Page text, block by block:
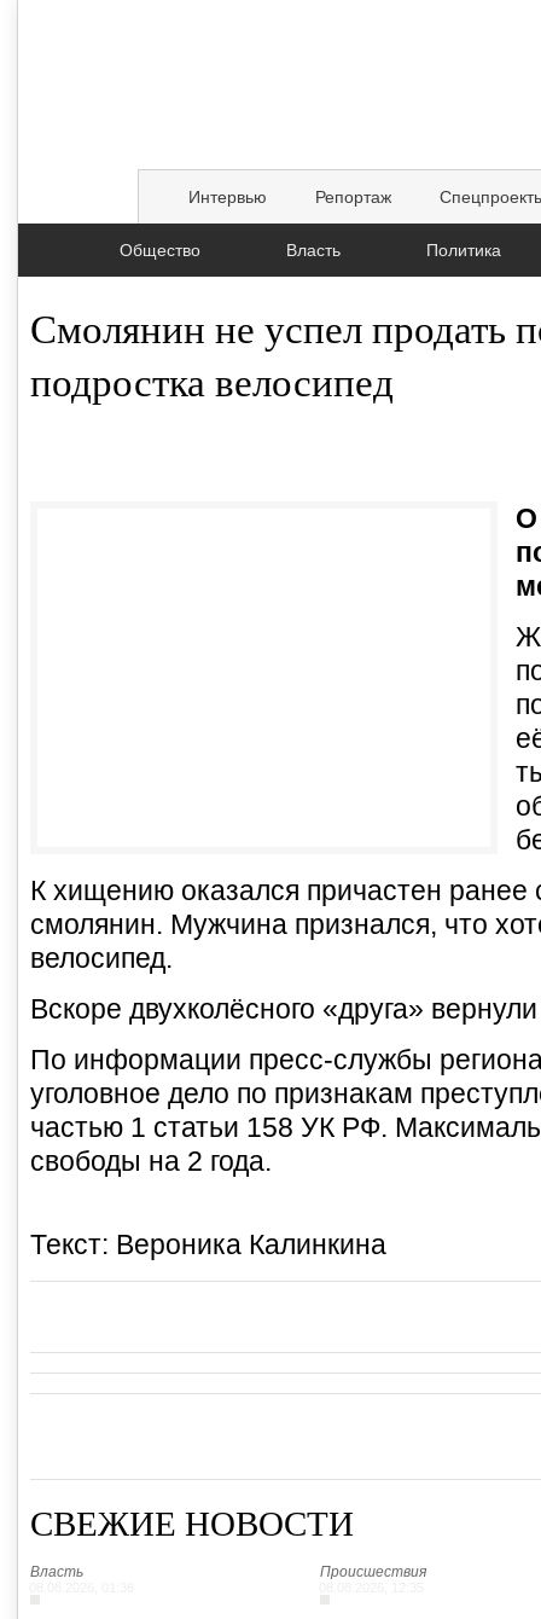
Интервью Репортаж
Общество Власть Политика
Смолянин не успел продать
подростка велосипед
О
К хищению оказался причастен
смолянин. Мужчина признался, что
велосипед.
Вскоре двухколёсного «друга»
По информации пресс-службы
уголовное дело по признакам
частью 1 статьи 158 УК РФ.
свободы на 2 года.
Текст: Вероника Калинкина
СВЕЖИЕ НОВОСТИ
Власть Происшествия